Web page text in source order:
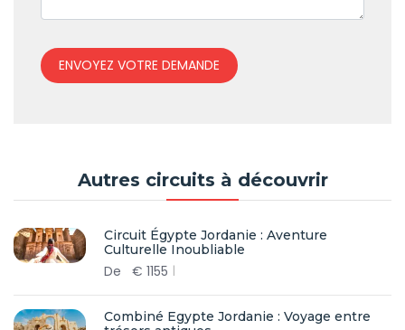
ENVOYEZ VOTRE DEMANDE
Autres circuits à découvrir
Circuit Égypte Jordanie : Aventure
Culturelle Inoubliable
De € 1155
Combiné Egypte Jordanie : Voyage entre